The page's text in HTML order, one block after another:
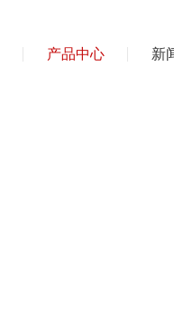
产品中心 新